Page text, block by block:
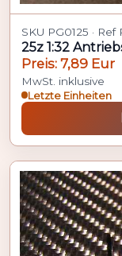
SKU PG0125 · Ref
25z 1:32
Preis: 7,89 Eur
MwSt. inklusive
Letzte Einheiten